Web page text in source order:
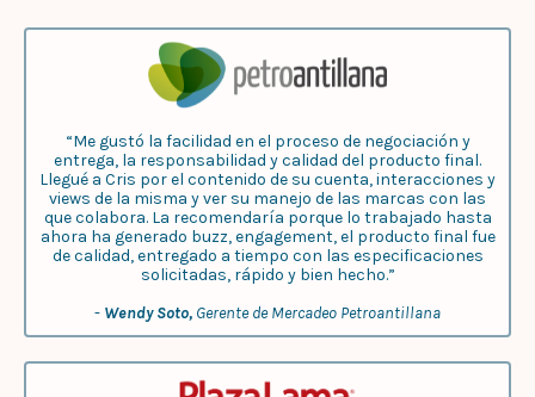
“Me gustó la facilidad en el proceso de negociación y
entrega, la responsabilidad y calidad del producto final.
Llegué a Cris por el contenido de su cuenta, interacciones y
views de la misma y ver su manejo de las marcas con las
que colabora. La recomendaría porque lo trabajado hasta
ahora ha generado buzz, engagement, el producto final fue
de calidad, entregado a tiempo con las especificaciones
solicitadas, rápido y bien hecho.”
- Wendy Soto, Gerente de Mercadeo Petroantillana